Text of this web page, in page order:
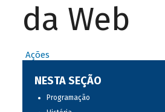
da Web
Ações
NESTA SEÇÃO
Programação